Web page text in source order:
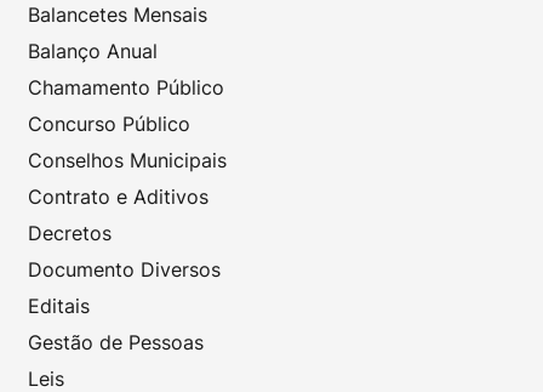
Balancetes Mensais
Balanço Anual
Chamamento Público
Concurso Público
Conselhos Municipais
Contrato e Aditivos
Decretos
Documento Diversos
Editais
Gestão de Pessoas
Leis